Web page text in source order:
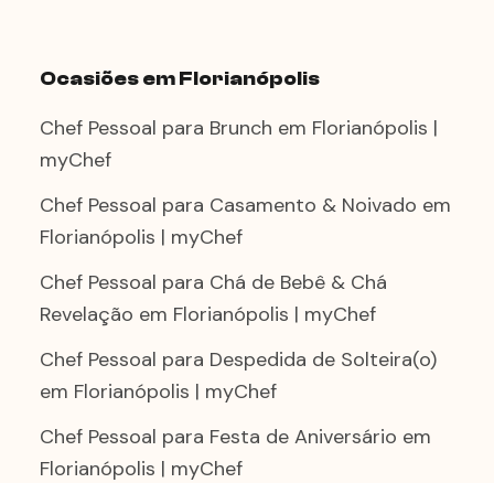
Ocasiões em Florianópolis
Chef Pessoal para Brunch em Florianópolis |
myChef
Chef Pessoal para Casamento & Noivado em
Florianópolis | myChef
Chef Pessoal para Chá de Bebê & Chá
Revelação em Florianópolis | myChef
Chef Pessoal para Despedida de Solteira(o)
em Florianópolis | myChef
Chef Pessoal para Festa de Aniversário em
Florianópolis | myChef